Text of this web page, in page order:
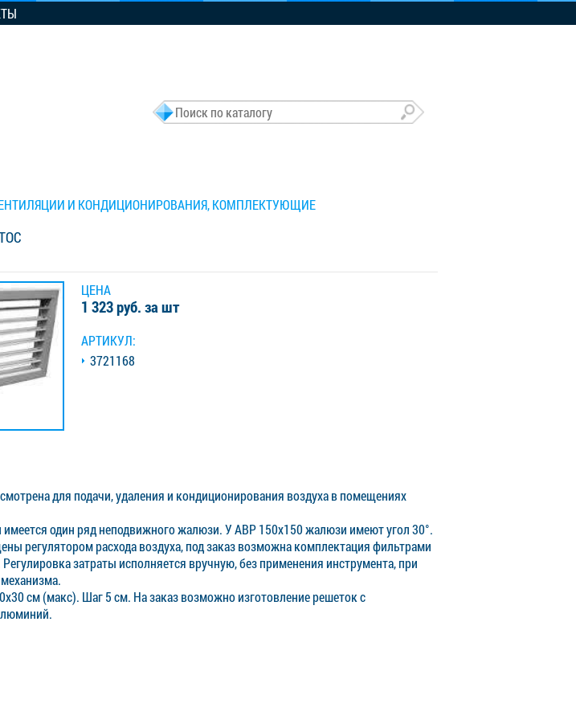
И КОНДИЦИОНИРОВАНИЯ, КОМПЛЕКТУЮЩИЕ
ЦЕНА
1 323 руб. за шт
АРТИКУЛ:
3721168
для подачи, удаления и кондиционирования воздуха в помещениях
один ряд неподвижного жалюзи. У АВР 150x150 жалюзи имеют угол 30°.
регулятором расхода воздуха, под заказ возможна комплектация фильтрами
затраты исполняется вручную, без применения инструмента, при
см (макс). Шаг 5 см. На заказ возможно изготовление решеток с